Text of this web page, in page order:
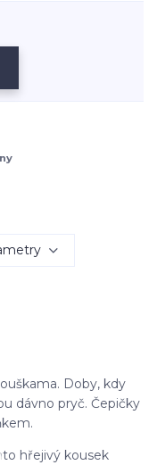
Doby, kdy
dávno pryč. Čepičky
hřejivý kousek